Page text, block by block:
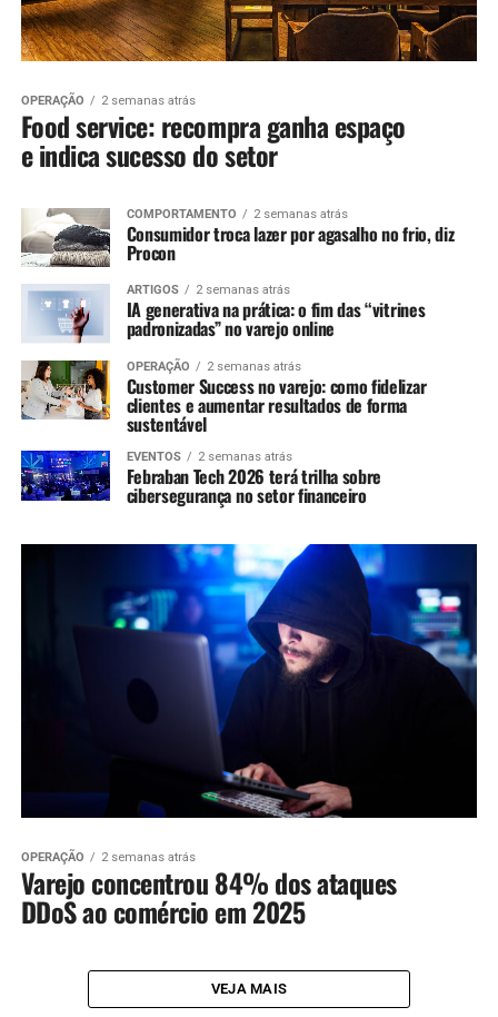
OPERAÇÃO 2 semanas atrás
Food service: recompra ganha espaço
e indica sucesso do setor
COMPORTAMENTO 2 semanas atrás
Consumidor troca lazer por agasalho no frio, diz
Procon
ARTIGOS 2 semanas atrás
IA generativa na prática: o fim das “vitrines
padronizadas” no varejo online
OPERAÇÃO 2 semanas atrás
Customer Success no varejo: como fidelizar
clientes e aumentar resultados de forma
sustentável
EVENTOS 2 semanas atrás
Febraban Tech 2026 terá trilha sobre
cibersegurança no setor financeiro
OPERAÇÃO 2 semanas atrás
Varejo concentrou 84% dos ataques
DDoS ao comércio em 2025
VEJA MAIS